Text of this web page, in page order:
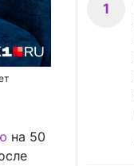
на 50
1